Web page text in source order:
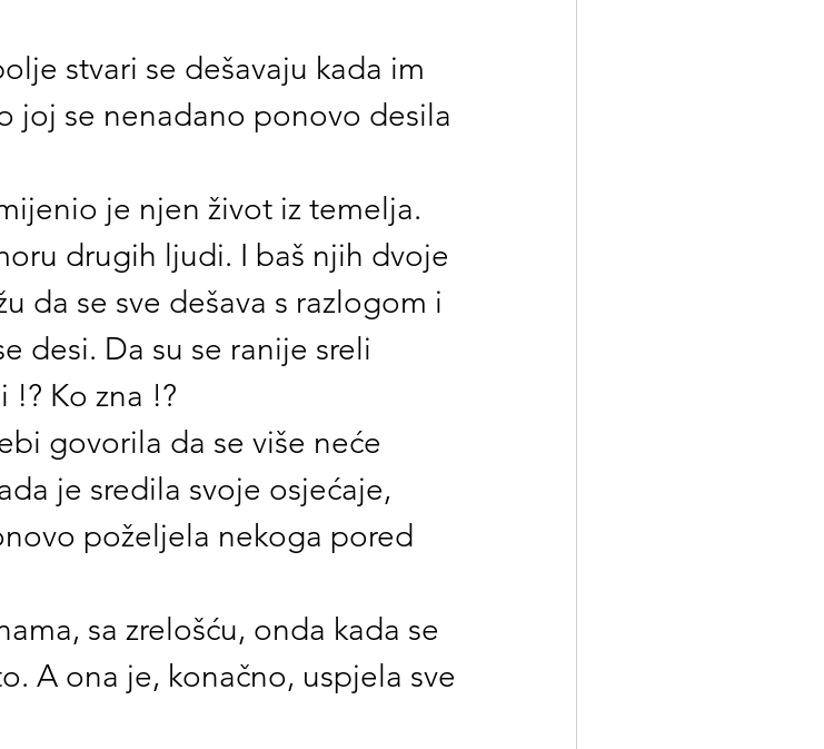
stvari se dešavaju kada im
joj se nenadano ponovo desila
je njen život iz temelja.
drugih ljudi. I baš njih dvoje
da se sve dešava s razlogom i
desi. Da su se ranije sreli
!? Ko zna !?
govorila da se više neće
je sredila svoje osjećaje,
poželjela nekoga pored
sa zrelošću, onda kada se
A ona je, konačno, uspjela sve